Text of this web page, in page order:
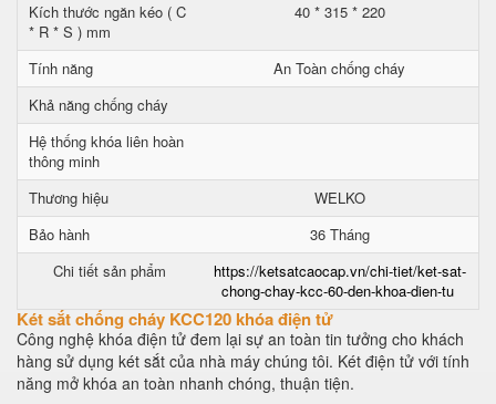
Kích thước ngăn kéo ( C
* R * S ) mm
40 * 315 * 220
Tính năng
An Toàn chống cháy
Khả năng chống cháy
Hệ thống khóa liên hoàn
thông minh
Thương hiệu
WELKO
Bảo hành
36 Tháng
Chi tiết sản phẩm
https://ketsatcaocap.vn/chi-tiet/ket-sat-
chong-chay-kcc-60-den-khoa-dien-tu
Két sắt chống cháy KCC120 khóa điện tử
Công nghệ khóa điện tử đem lại sự an toàn tin tưởng cho khách
hàng sử dụng két sắt của nhà máy chúng tôi. Két điện tử với tính
năng mở khóa an toàn nhanh chóng, thuận tiện.